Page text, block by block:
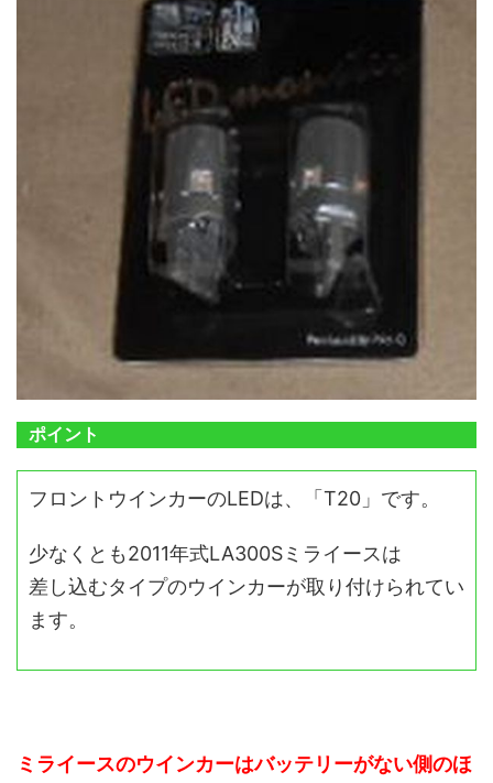
ポイント
フロントウインカーのLEDは、「T20」です。
少なくとも2011年式LA300Sミライースは
差し込むタイプのウインカーが取り付けられてい
ます。
ミライースのウインカーはバッテリーがない側のほ